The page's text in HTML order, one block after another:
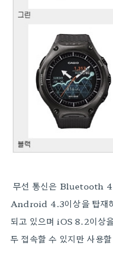
무선 통신은 Bluetooth
Android 4.3이상을 탑재
되고 있으며 iOS 8.2이상
두 접속할 수 있지만 사용